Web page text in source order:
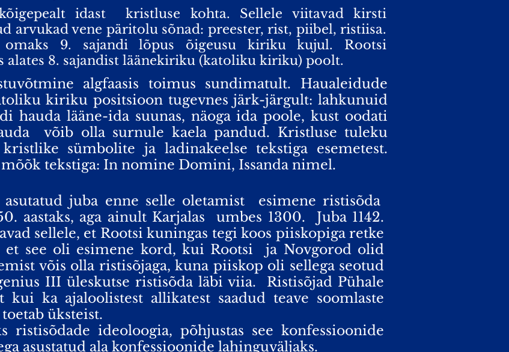
idast kristluse kohta. Sellele viitavad kirsti
arvukad vene päritolu sõnad: preester, rist, piibel, ristiisa.
omaks 9. sajandi lõpus õigeusu kiriku kujul. Rootsi
8. sajandist läänekiriku (katoliku kiriku) poolt.
algfaasis toimus sundimatult. Haualeidude
kiriku positsioon tugevnes järk-järgult: lahkunuid
hauda lääne-ida suunas, näoga ida poole, kust oodati
võib olla surnule kaela pandud. Kristluse tuleku
sümbolite ja ladinakeelse tekstiga esemetest.
tekstiga: In nomine Domini, Issanda nimel.
juba enne selle oletamist
esimene ristisõda
aastaks, aga ainult Karjalas
umbes 1300.
Juba 1142.
sellele, et Rootsi kuningas tegi koos piiskopiga retke
et see oli esimene kord, kui Rootsi
ja Novgorod olid
võis olla ristisõjaga, kuna piiskop oli sellega seotud
III üleskutse ristisõda läbi viia.
Ristisõjad Pühale
kui ka ajaloolistest allikatest saadud teave soomlaste
üksteist.
ideoloogia, põhjustas see konfessioonide
asustatud ala konfessioonide lahinguväljaks.